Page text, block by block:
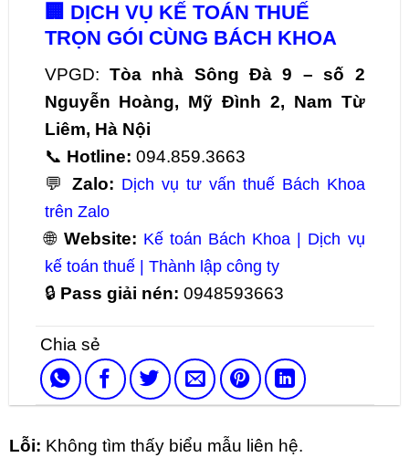
🏢 DỊCH VỤ KẾ TOÁN THUẾ
TRỌN GÓI CÙNG BÁCH KHOA
VPGD: Tòa nhà Sông Đà 9 – số 2
Nguyễn Hoàng, Mỹ Đình 2, Nam Từ
Liêm, Hà Nội
📞 Hotline: 094.859.3663
💬 Zalo: Dịch vụ tư vấn thuế Bách Khoa
trên Zalo
🌐 Website: Kế toán Bách Khoa | Dịch vụ
kế toán thuế | Thành lập công ty
🔒 Pass giải nén: 0948593663
Lỗi: Không tìm thấy biểu mẫu liên hệ.